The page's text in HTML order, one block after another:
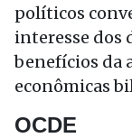
políticos
interesse dos
benefícios da
econômicas
OCDE